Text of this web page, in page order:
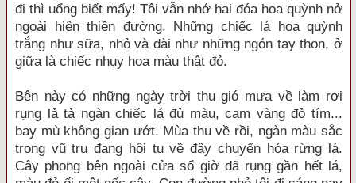
đi thì uổng biết mấy! Tôi vẫn nhớ hai đóa hoa quỳnh nở
ngoài hiên thiền đường. Những chiếc lá hoa quỳnh
trắng như sữa, nhỏ và dài như những ngón tay thon, ở
giữa là chiếc nhụy hoa màu thật đỏ.
Bên này có những ngày trời thu gió mưa về làm rơi
rụng lả tả ngàn chiếc lá đủ màu, cam vàng đỏ tím...
bay mù không gian ướt. Mùa thu về rồi, ngàn màu sắc
trong vũ trụ đang hội tụ về đây chuyển hóa rừng lá.
Cây phong bên ngoài cửa sổ giờ đã rụng gần hết lá,